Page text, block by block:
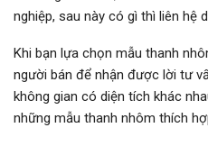
nghiệp, sau này có gì thì liên hệ
Khi bạn lựa chọn mẫu thanh
người bán để nhận được lời tư
không gian có diện tích khác
những mẫu thanh nhôm thích